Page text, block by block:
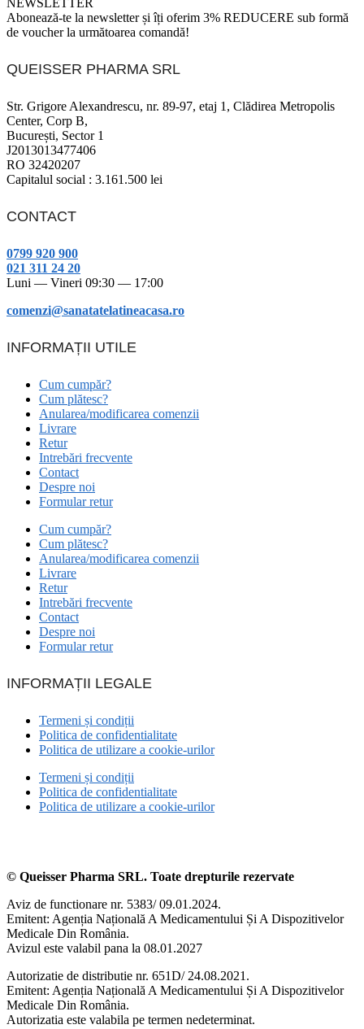
NEWSLETTER
Abonează-te la newsletter și îți oferim 3% REDUCERE sub formă
de voucher la următoarea comandă!
QUEISSER PHARMA SRL
Str. Grigore Alexandrescu, nr. 89-97, etaj 1, Clădirea Metropolis
Center, Corp B,
București, Sector 1
J2013013477406
RO 32420207
Capitalul social : 3.161.500 lei
CONTACT
0799 920 900
021 311 24 20
Luni — Vineri 09:30 — 17:00
comenzi@sanatatelatineacasa.ro
INFORMAȚII UTILE
Cum cumpăr?
Cum plătesc?
Anularea/modificarea comenzii
Livrare
Retur
Intrebări frecvente
Contact
Despre noi
Formular retur
Cum cumpăr?
Cum plătesc?
Anularea/modificarea comenzii
Livrare
Retur
Intrebări frecvente
Contact
Despre noi
Formular retur
INFORMAȚII LEGALE
Termeni și condiții
Politica de confidentialitate
Politica de utilizare a cookie-urilor
Termeni și condiții
Politica de confidentialitate
Politica de utilizare a cookie-urilor
© Queisser Pharma SRL. Toate drepturile rezervate
Aviz de functionare nr. 5383/ 09.01.2024.
Emitent: Agenția Națională A Medicamentului Și A Dispozitivelor
Medicale Din România.
Avizul este valabil pana la 08.01.2027
Autorizatie de distributie nr. 651D/ 24.08.2021.
Emitent: Agenția Națională A Medicamentului Și A Dispozitivelor
Medicale Din România.
Autorizatia este valabila pe termen nedeterminat.